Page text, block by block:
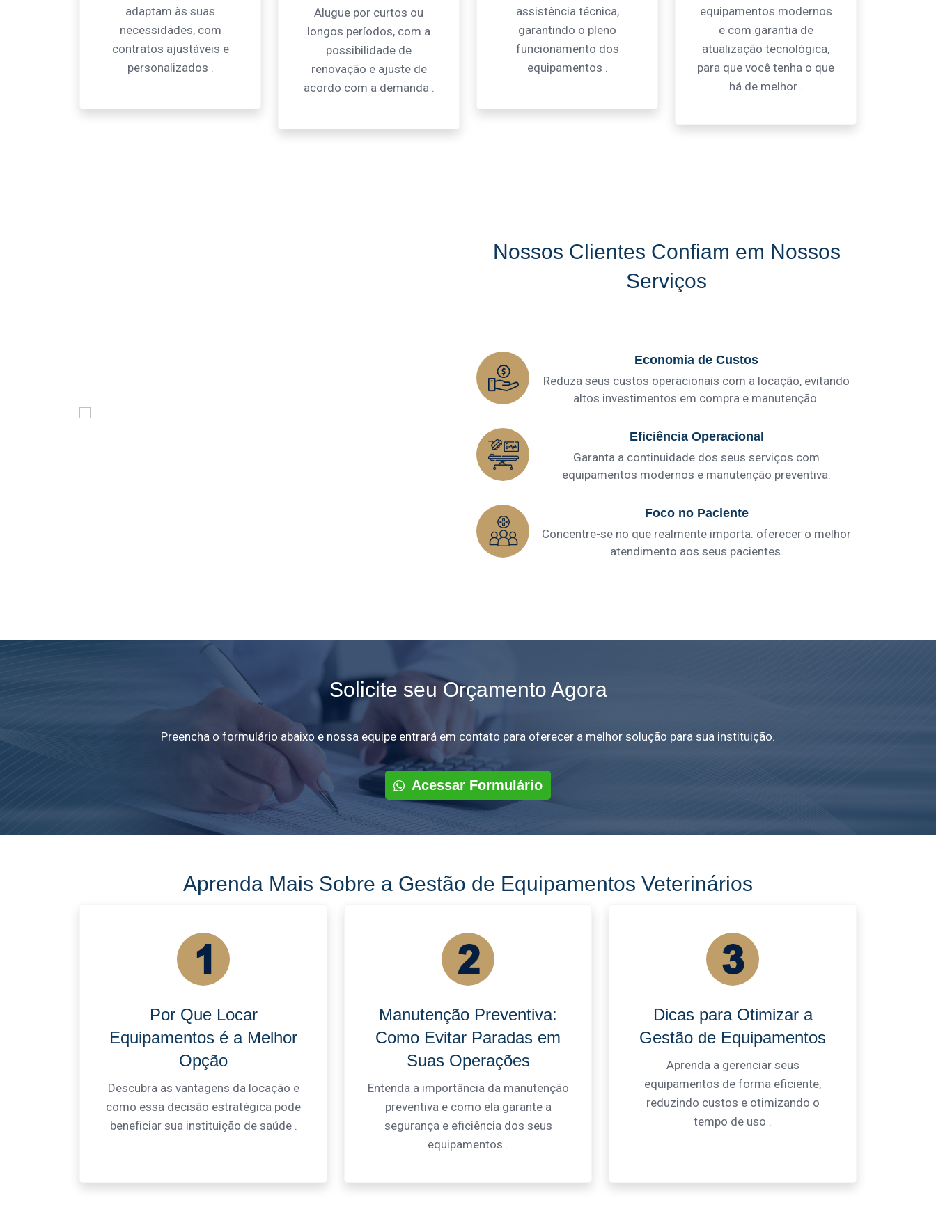
adaptam às suas
necessidades, com
contratos ajustáveis e
personalizados .
Alugue por curtos ou
longos períodos, com a
possibilidade de
renovação e ajuste de
acordo com a demanda .
assistência técnica,
garantindo o pleno
funcionamento dos
equipamentos .
equipamentos modernos
e com garantia de
atualização tecnológica,
para que você tenha o que
há de melhor .
Nossos Clientes Confiam em Nossos
Serviços
Economia de Custos
Reduza seus custos operacionais com a locação, evitando
altos investimentos em compra e manutenção.
Eficiência Operacional
Garanta a continuidade dos seus serviços com
equipamentos modernos e manutenção preventiva.
Foco no Paciente
Concentre-se no que realmente importa: oferecer o melhor
atendimento aos seus pacientes.
Solicite seu Orçamento Agora
Preencha o formulário abaixo e nossa equipe entrará em contato para oferecer a melhor solução para sua instituição.
Acessar Formulário
Aprenda Mais Sobre a Gestão de Equipamentos Veterinários
Por Que Locar
Equipamentos é a Melhor
Opção
Descubra as vantagens da locação e
como essa decisão estratégica pode
beneficiar sua instituição de saúde .
Manutenção Preventiva:
Como Evitar Paradas em
Suas Operações
Entenda a importância da manutenção
preventiva e como ela garante a
segurança e eficiência dos seus
equipamentos .
Dicas para Otimizar a
Gestão de Equipamentos
Aprenda a gerenciar seus
equipamentos de forma eficiente,
reduzindo custos e otimizando o
tempo de uso .